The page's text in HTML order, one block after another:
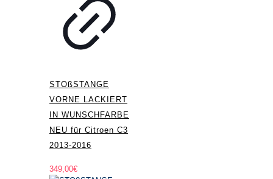
STOßSTANGE
VORNE LACKIERT
IN WUNSCHFARBE
NEU für Citroen C3
2013-2016
349,00€